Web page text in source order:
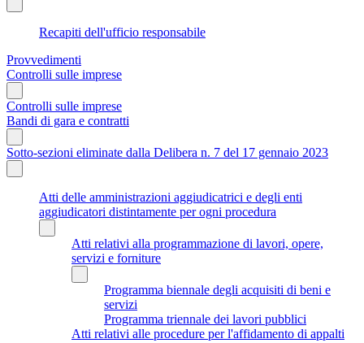
Recapiti dell'ufficio responsabile
Provvedimenti
Controlli sulle imprese
Controlli sulle imprese
Bandi di gara e contratti
Sotto-sezioni eliminate dalla Delibera n. 7 del 17 gennaio 2023
Atti delle amministrazioni aggiudicatrici e degli enti
aggiudicatori distintamente per ogni procedura
Atti relativi alla programmazione di lavori, opere,
servizi e forniture
Programma biennale degli acquisiti di beni e
servizi
Programma triennale dei lavori pubblici
Atti relativi alle procedure per l'affidamento di appalti